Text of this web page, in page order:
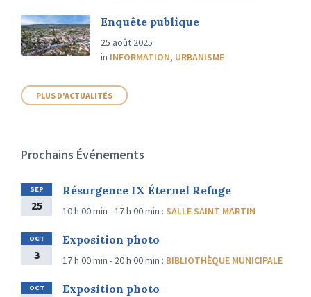
Enquête publique
25 août 2025
in INFORMATION, URBANISME
PLUS D'ACTUALITÉS
Prochains Événements
SEP
25
Résurgence IX Éternel Refuge
10 h 00 min - 17 h 00 min : SALLE SAINT MARTIN
OCT
3
Exposition photo
17 h 00 min - 20 h 00 min : BIBLIOTHÈQUE MUNICIPALE
OCT Exposition photo